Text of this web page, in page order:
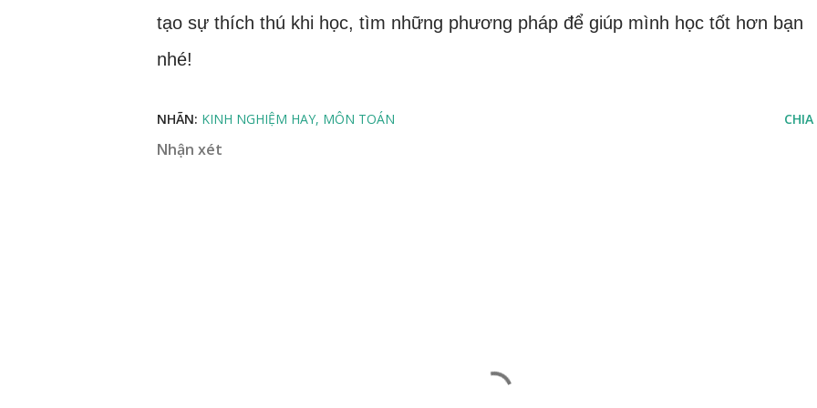
tạo sự thích thú khi học, tìm những phương pháp để giúp mình học tốt hơn bạn
nhé!
NHÃN: KINH NGHIỆM HAY MÔN TOÁN CHIA
Nhận xét